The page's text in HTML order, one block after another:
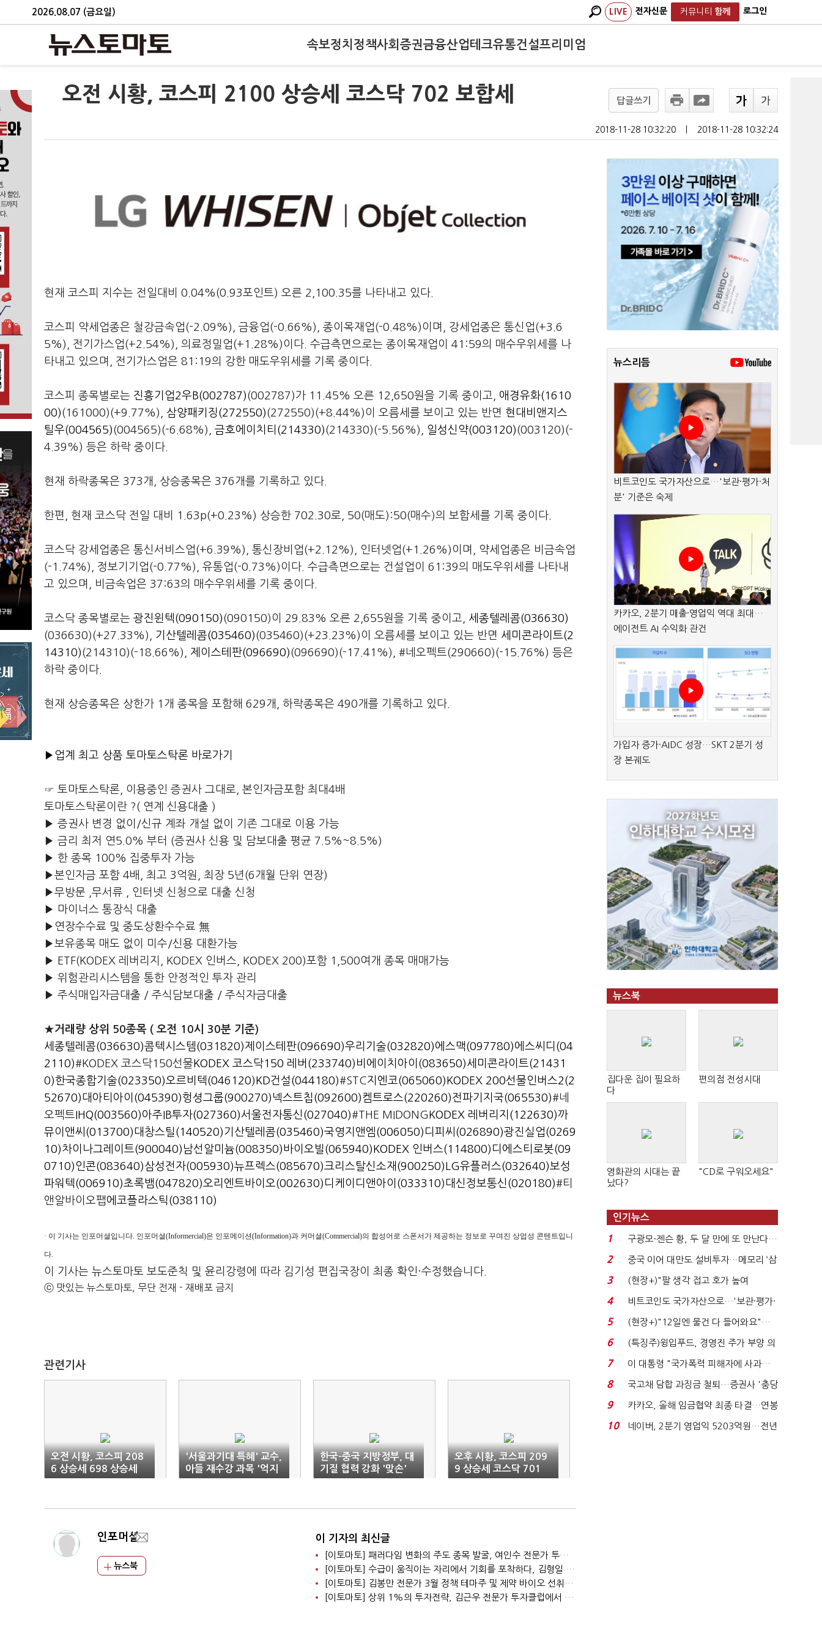
2026.08.07 (금요일) LIVE 전자신문 커뮤니티 함께 로그인
속보정치 정책사회 증권금융산업테크유통건설프리미엄
오전 시황, 코스피 2100 상승세 코스닥 702 보합세 답글쓰기
2018-11-28 10:32:20 2018-11-28 10:32:24
현재 코스피 지수는 전일대비 0.04%(0.93포인트) 오른 2,100.35를 나타내고 있다.
코스피 약세업종은 철강금속업(-2.09%), 금융업(-0.66%), 종이목재업(-0.48%)이며, 강세업종은 통신업(+3.6
5%), 전기가스업(+2.54%), 의료정밀업(+1.28%)이다. 수급측면으로는 종이목재업이 41:59의 매수우위세를 나
타내고 있으며, 전기가스업은 81:19의 강한 매도우위세를 기록 중이다.
코스피 종목별로는 진흥기업2우B(002787)(002787)가 11.45% 오른 12,650원을 기록 중이고, 애경유화(1610
00)(161000)(+9.77%), 삼양패키징(272550)(272550)(+8.44%)이 오름세를 보이고 있는 반면 현대비앤지스
틸우(004565)(004565)(-6.68%), 금호에이치티(214330)(214330)(-5.56%), 일성신약(003120)(003120)(-
4.39%) 등은 하락 중이다.
현재 하락종목은 373개, 상승종목은 376개를 기록하고 있다.
한편, 현재 코스닥 전일 대비 1.63p(+0.23%) 상승한 702.30로, 50(매도):50(매수)의 보합세를 기록 중이다.
코스닥 강세업종은 통신서비스업(+6.39%), 통신장비업(+2.12%), 인터넷업(+1.26%)이며, 약세업종은 비금속업
(-1.74%), 정보기기업(-0.77%), 유통업(-0.73%)이다. 수급측면으로는 건설업이 61:39의 매도우위세를 나타내
고 있으며, 비금속업은 37:63의 매수우위세를 기록 중이다.
코스닥 종목별로는 광진윈텍(090150)(090150)이 29.83% 오른 2,655원을 기록 중이고, 세종텔레콤(036630)
(036630)(+27.33%), 기산텔레콤(035460)(035460)(+23.23%)이 오름세를 보이고 있는 반면 세미콘라이트(2
14310)(214310)(-18.66%), 제이스테판(096690)(096690)(-17.41%), #네오펙트(290660)(-15.76%) 등은
하락 중이다.
현재 상승종목은 상한가 1개 종목을 포함해 629개, 하락종목은 490개를 기록하고 있다.
▶업계 최고 상품 토마토스탁론 바로가기
☞ 토마토스탁론, 이용중인 증권사 그대로, 본인자금포함 최대4배
토마토스탁론이란 ?( 연계 신용대출 )
▶ 증권사 변경 없이/신규 계좌 개설 없이 기존 그대로 이용 가능
▶ 금리 최저 연5.0% 부터 (증권사 신용 및 담보대출 평균 7.5%~8.5%)
▶ 한 종목 100% 집중투자 가능
▶본인자금 포함 4배, 최고 3억원, 최장 5년(6개월 단위 연장)
▶무방문 ,무서류 , 인터넷 신청으로 대출 신청
▶ 마이너스 통장식 대출
▶연장수수료 및 중도상환수수료 無
▶보유종목 매도 없이 미수/신용 대환가능
▶ ETF(KODEX 레버리지, KODEX 인버스, KODEX 200)포함 1,500여개 종목 매매가능
▶ 위험관리시스템을 통한 안정적인 투자 관리
▶ 주식매입자금대출 / 주식담보대출 / 주식자금대출
★거래량 상위 50종목 ( 오전 10시 30분 기준)
세종텔레콤(036630)콤텍시스템(031820)제이스테판(096690)우리기술(032820)에스맥(097780)에스씨디(04
2110)#KODEX 코스닥150선물 KODEX 코스닥150 레버(233740) 비에이치아이(083650)세미콘라이트(21431
0)한국종합기술(023350)오르비텍(046120) KD건설(044180)#STC지엔코(065060) KODEX 200선물인버스2(2
52670)대아티아이(045390)헝셩그룹(900270) 넥스트칩(092600)켐트로스(220260)전파기지국(065530)#네
오펙트 IHQ(003560)아주IB투자(027360)서울전자통신(027040)#THE MIDONG KODEX 레버리지(122630)까
뮤이앤씨(013700)대창스틸(140520)기산텔레콤(035460)국영지앤엠(006050) 디피씨(026890)광진실업(0269
10)차이나그레이트(900040) 남선알미늄(008350)바이오빌(065940) KODEX 인버스(114800) 디에스티로봇(09
0710)인콘(083640)삼성전자(005930)뉴프렉스(085670)크리스탈신소재(900250) LG유플러스(032640)보성
파워텍(006910)초록뱀(047820)오리엔트바이오(002630) 디케이디앤아이(033310)대신정보통신(020180)#티
앤알바이오팹에코플라스틱(038110)
· 이 기사는 인포머셜입니다. 인포머셜(Informercial)은 인포메이션(Information)과 커머셜(Commercial)의 합성어로 스폰서가 제공하는 정보로 꾸며진 상업성 콘텐트입니
다.
이 기사는 뉴스토마토 보도준칙 및 윤리강령에 따라 김기성 편집국장이 최종 확인·수정했습니다.
ⓒ 맛있는 뉴스토마토, 무단 전재 - 재배포 금지
관련기사
오전 시황, 코스피 208
6 상승세 698 상승세
'서울과기대 특혜' 교수,
아들 재수강 과목 '억지
개설'
한국-중국 지방정부, 대
기질 협력 강화 '맞손'
오후 시황, 코스피 209
9 상승세 코스닥 701
상승세
인포머셜
뉴스북
이 기자의 최신글
[이토마토] 패러다임 변화의 주도 종목 발굴, 여인수 전문가 투자클럽
[이토마토] 수급이 움직이는 자리에서 기회를 포착하다, 김형일 전문가 투자클럽
[이토마토] 김봉만 전문가 3월 정책 테마주 및 제약 바이오 선취매 전략 아카데미 3/5(목) 2부 진행
[이토마토] 상위 1%의 투자전략, 김근우 전문가 투자클럽에서 확인하세요
뉴스리듬
비트코인도 국가자산으로…'보관·평가·처
분' 기준은 숙제
카카오, 2분기 매출·영업익 역대 최대…
에이전트 AI 수익화 관건
가입자 증가·AIDC 성장…SKT 2분기 성
장 본궤도
뉴스북
집다운 집이 필요하
다
편의점 전성시대
영화관의 시대는 끝
났다?
"CD로 구워오세요"
인기뉴스
1
구광모-젠슨 황, 두 달 만에 또 만난다…
로봇·AI 등 논...
2
중국 이어 대만도 설비투자…메모리 ‘삼
국전쟁’
3
(현장+)"팔 생각 접고 호가 높여
요"…'덜 똘똘한 한 채' 20...
4
비트코인도 국가자산으로…'보관·평가·
처분' 기준은 ...
5
(현장+)"12일엔 물건 다 들어와요"…
빈 매대 채우며 문 연 ...
6
(특징주)윙입푸드, 경영진 주가 부양 의
지에 상한가...
7
이 대통령 "국가폭력 피해자에 사과…
적극적 조사로 진...
8
국고채 담합 과징금 철퇴…증권사 '충당
금 폭탄' 우려...
9
카카오, 올해 임금협약 최종 타결…연봉
6.3% 인상·격려...
10
네이버, 2분기 영업익 5203억원…전년